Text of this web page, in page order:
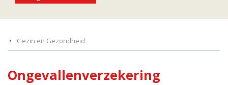
Gezin en Gezondheid
Ongevallenverzekering